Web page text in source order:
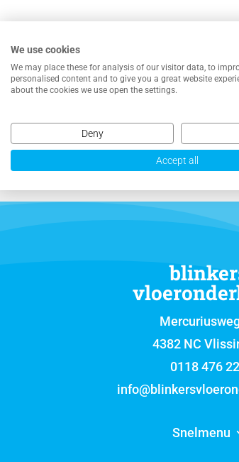
Leisteen impregneren met
NEEM CONTACT MET
4382 NC
0118 476
Snelmenu
We use cookies
We may place these for analysis of our visitor data, to
personalised content and to give you a great website
about the cookies we use open the settings.
Deny
Accept all